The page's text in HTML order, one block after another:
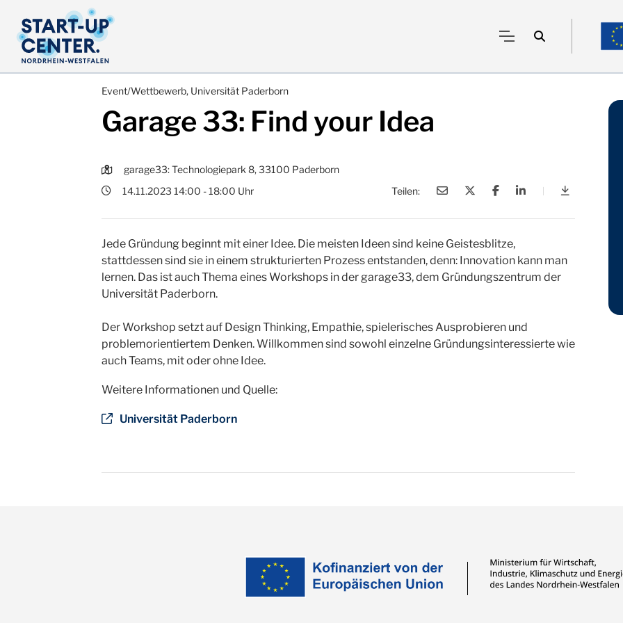
Event/Wettbewerb, Universität Paderborn
Garage 33: Find your Idea
garage33: Technologiepark 8, 33100 Paderborn
14.11.2023 14:00 - 18:00 Uhr
Teilen:
Garage 33:
Jede Gründung beginnt mit einer Idee. Die meisten Ideen sind keine Geistesblitze,
stattdessen sind sie in einem strukturierten Prozess entstanden, denn: Innovation kann man
lernen. Das ist auch Thema eines Workshops in der garage33, dem Gründungszentrum der
Universität Paderborn.
Der Workshop setzt auf Design Thinking, Empathie, spielerisches Ausprobieren und
problemorientiertem Denken. Willkommen sind sowohl einzelne Gründungsinteressierte wie
auch Teams, mit oder ohne Idee.
Weitere Informationen und Quelle:
Universität Paderborn